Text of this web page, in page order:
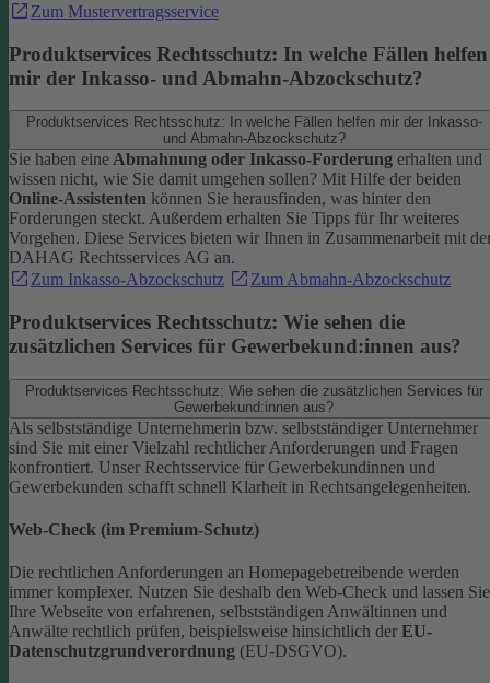
Zum Mustervertragsservice
Produktservices Rechtsschutz: In welche Fällen helfen
mir der Inkasso- und Abmahn-Abzockschutz?
Produktservices Rechtsschutz: In welche Fällen helfen mir der Inkasso-
und Abmahn-Abzockschutz?
Sie haben eineAbmahnung oder Inkasso-Forderung erhalten und
wissen nicht, wie Sie damit umgehen sollen? Mit Hilfe der beiden
Online-Assistenten können Sie herausfinden, was hinter den
Forderungen steckt. Außerdem erhalten Sie Tipps für Ihr weiteres
Vorgehen. Diese Services bieten wir Ihnen in Zusammenarbeit mit
DAHAG Rechtsservices AG an.
Zum Inkasso-Abzockschutz
Zum Abmahn-Abzockschutz
Produktservices Rechtsschutz: Wie sehen die
zusätzlichen Services für Gewerbekund:innen aus?
Produktservices Rechtsschutz: Wie sehen die zusätzlichen Services für
Gewerbekund:innen aus?
Als selbstständige Unternehmerin bzw. selbstständiger Unternehmer
sind Sie mit einer Vielzahl rechtlicher Anforderungen und Fragen
konfrontiert. Unser Rechtsservice für Gewerbekundinnen und
Gewerbekunden schafft schnell Klarheit in Rechtsangelegenheiten.
Web-Check (im Premium-Schutz)
Die rechtlichen Anforderungen an Homepagebetreibende werden
immer komplexer. Nutzen Sie deshalb den Web-Check und lassen Sie
Ihre Webseite von erfahrenen, selbstständigen Anwältinnen und
Anwälte rechtlich prüfen, beispielsweise hinsichtlich der EU-
Datenschutzgrundverordnung (EU-DSGVO).